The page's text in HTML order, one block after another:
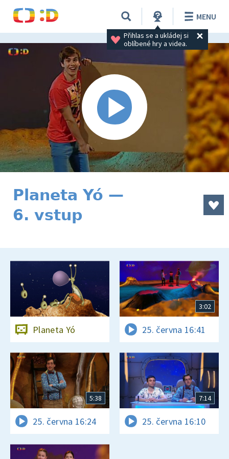
Přihlas se a ukládej si
oblíbené hry a videa.
MENU
Planeta Yó —
6. vstup
Planeta Yó
3:02
25. června 16:41
5:38
25. června 16:24
7:14
25. června 16:10